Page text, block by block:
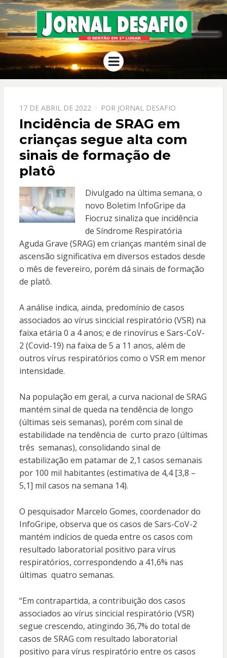
JORNAL
DESAFIO
O Sertão em 1º Lugar
Menu
PPOSTADO
EM
17 DE ABRIL DE 2022 POR JORNAL DESAFIO
Incidência de SRAG em
crianças segue alta com
sinais de formação de
platô
Divulgado na última semana, o
novo Boletim InfoGripe da
Fiocruz sinaliza que incidência
de Síndrome Respiratória
Aguda Grave (SRAG) em crianças mantém sinal de
ascensão significativa em diversos estados desde
o mês de fevereiro, porém dá sinais de formação
de platô.
A análise indica, ainda, predomínio de casos
associados ao vírus sincicial respiratório (VSR) na
faixa etária 0 a 4 anos; e de rinovírus e Sars-CoV-
2 (Covid-19) na faixa de 5 a 11 anos, além de
outros vírus respiratórios como o VSR em menor
intensidade.
Na população em geral, a curva nacional de SRAG
mantém sinal de queda na tendência de longo
(últimas seis semanas), porém com sinal de
estabilidade na tendência de curto prazo (últimas
três semanas), consolidando sinal de
estabilização em patamar de 2,1 casos semanais
por 100 mil habitantes (estimativa de 4,4 [3,8 –
5,1] mil casos na semana 14).
O pesquisador Marcelo Gomes, coordenador do
InfoGripe, observa que os casos de Sars-CoV-2
mantém indícios de queda entre os casos com
resultado laboratorial positivo para vírus
respiratórios, correspondendo a 41,6% nas
últimas quatro semanas.
“Em contrapartida, a contribuição dos casos
associados ao vírus sincicial respiratório (VSR)
segue crescendo, atingindo 36,7% do total de
casos de SRAG com resultado laboratorial
positivo para vírus respiratório entre os casos